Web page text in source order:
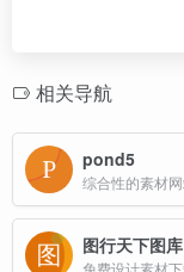
相关导航
pond5
图行天下图库